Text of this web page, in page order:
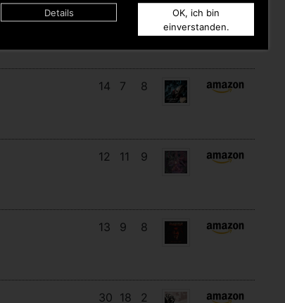
Details
OK, ich bin
einverstanden.
14 7 8
12 11 9
13 9 8
30 18 2